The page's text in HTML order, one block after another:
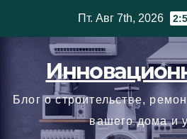
Пт. Авг 7th, 2026
Блог о строительстве,
вашего дома и